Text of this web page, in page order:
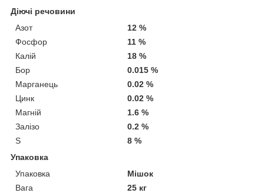
Діючі речовини
Азот
12 %
Фосфор
11 %
Калій
18 %
Бор
0.015 %
Марганець
0.02 %
Цинк
0.02 %
Магній
1.6 %
Залізо
0.2 %
S
8 %
Упаковка
Упаковка
Мішок
Вага
25 кг